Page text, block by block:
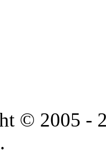
© 2005 -